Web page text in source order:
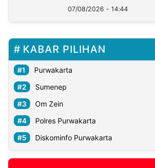
07/08/2026 - 14:44
KABAR PILIHAN
Purwakarta
Sumenep
Om Zein
Polres Purwakarta
Diskominfo Purwakarta